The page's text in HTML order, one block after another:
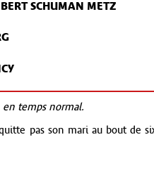
SCHUMAN METZ
temps normal.
pas son mari au bout de